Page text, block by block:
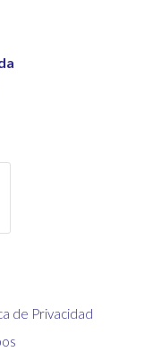
de Privacidad